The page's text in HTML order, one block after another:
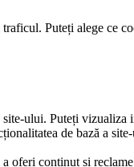
Puteți alege ce
ului. Puteți
de bază a
conținut și